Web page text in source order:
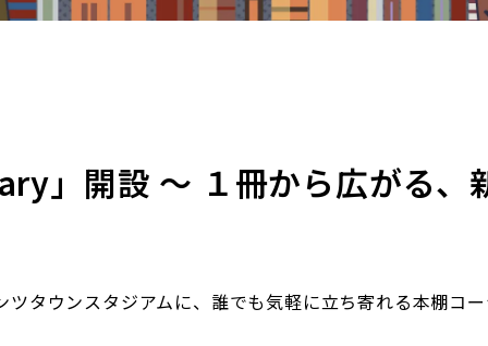
」開設 ～ １冊から広がる、
タウンスタジアムに、誰でも気軽に立ち寄れる本棚コ